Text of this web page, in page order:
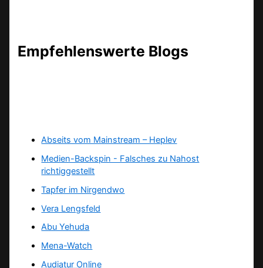
Empfehlenswerte Blogs
Abseits vom Mainstream – Heplev
Medien-Backspin - Falsches zu Nahost
richtiggestellt
Tapfer im Nirgendwo
Vera Lengsfeld
Abu Yehuda
Mena-Watch
Audiatur Online